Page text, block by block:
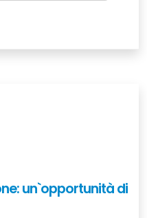
un`opportunità di